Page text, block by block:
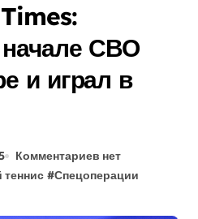
СВО
и играл в
Комментариев нет
теннис #Спецоперации